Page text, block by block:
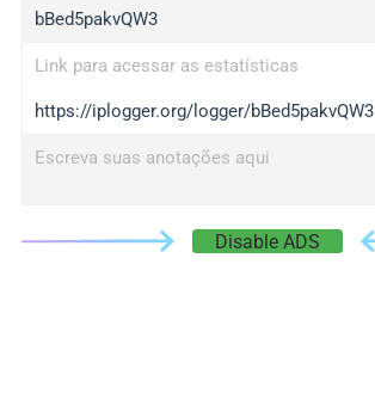
bBed5pakvQW3
Link para acessar as estatísticas
https://iplogger.org/logger/bBed5pakvQW3
Escreva suas anotações aqui
Disable ADS